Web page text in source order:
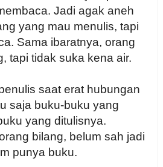
Jadi agak aneh
yang mau menulis, tapi
Sama ibaratnya, orang
tapi tidak suka kena air.
saat erat hubungan
saja buku-buku yang
yang ditulisnya.
bilang, belum sah jadi
punya buku.